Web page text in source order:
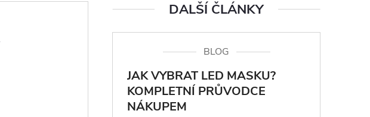
DALŠÍ ČLÁNKY
BLOG
JAK VYBRAT LED MASKU?
KOMPLETNÍ PRŮVODCE
NÁKUPEM